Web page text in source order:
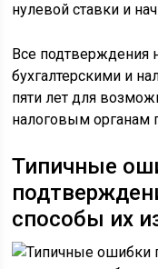
нулевой ставки и
Все подтверждения
бухгалтерскими и
пяти лет для
налоговым органам
Типичные
способы их